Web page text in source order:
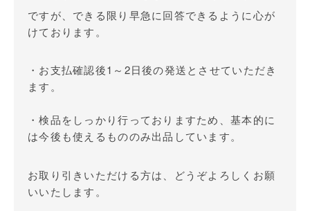
ですが、できる限り早急に回答できるように心が
けております。
・お支払確認後1～2日後の発送とさせていただき
ます。
・検品をしっかり行っておりますため、基本的に
は今後も使えるもののみ出品しています。
お取り引きいただける方は、どうぞよろしくお願
いいたします。